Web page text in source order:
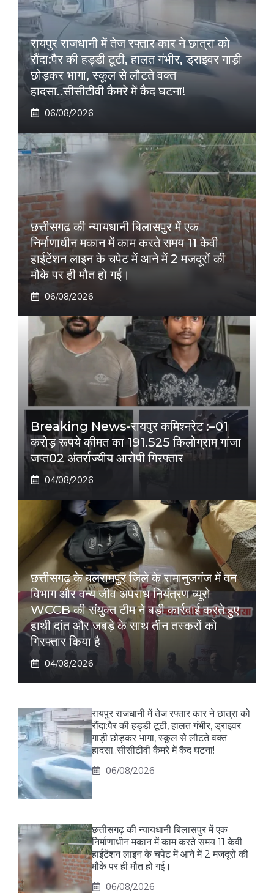
रायपुर राजधानी में तेज रफ्तार कार ने छात्रा को
रौंदा:पैर की हड्डी टूटी, हालत गंभीर, ड्राइवर गाड़ी
छोड़कर भागा, स्कूल से लौटते वक्त
हादसा..सीसीटीवी कैमरे में कैद घटना!
06/08/2026
छत्तीसगढ़ की न्यायधानी बिलासपुर में एक
निर्माणाधीन मकान में काम करते समय 11 केवी
हाईटेंशन लाइन के चपेट में आने में 2 मजदूरों की
मौके पर ही मौत हो गई।
06/08/2026
Breaking News-रायपुर कमिश्नरेट :–01
करोड़ रूपये कीमत का 191.525 किलोग्राम गांजा
जप्त02 अंतर्राज्यीय आरोपी गिरफ्तार
04/08/2026
छत्तीसगढ़ के बलरामपुर जिले के रामानुजगंज में वन
विभाग और वन्य जीव अपराध नियंत्रण ब्यूरो
WCCB की संयुक्त टीम ने बड़ी कार्रवाई करते हुए
हाथी दांत और जबड़े के साथ तीन तस्करों को
गिरफ्तार किया है
04/08/2026
रायपुर राजधानी में तेज रफ्तार कार ने छात्रा को
रौंदा:पैर की हड्डी टूटी, हालत गंभीर, ड्राइवर
गाड़ी छोड़कर भागा, स्कूल से लौटते वक्त
हादसा..सीसीटीवी कैमरे में कैद घटना!
06/08/2026
छत्तीसगढ़ की न्यायधानी बिलासपुर में एक
निर्माणाधीन मकान में काम करते समय 11 केवी
हाईटेंशन लाइन के चपेट में आने में 2 मजदूरों की
मौके पर ही मौत हो गई।
06/08/2026